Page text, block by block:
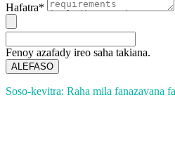
Hafatra*
Fenoy azafady ireo saha takiana.
ALEFASO
Soso-kevitra: Raha mila fanazavana